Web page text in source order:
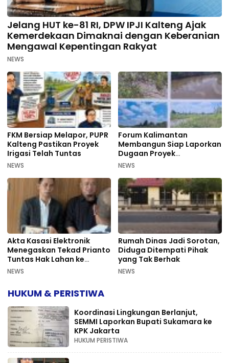
Jelang HUT ke-81 RI, DPW IPJI Kalteng Ajak
Kemerdekaan Dimaknai dengan Keberanian
Mengawal Kepentingan Rakyat
NEWS
FKM Bersiap Melapor, PUPR
Kalteng Pastikan Proyek
Irigasi Telah Tuntas
NEWS
Forum Kalimantan
Membangun Siap Laporkan
Dugaan Proyek
Bermasalah PUPR Kalteng
NEWS
Akta Kasasi Elektronik
Menegaskan Tekad Prianto
Tuntas Hak Lahan ke
Mahkamah Agung
NEWS
Rumah Dinas Jadi Sorotan,
Diduga Ditempati Pihak
yang Tak Berhak
NEWS
HUKUM & PERISTIWA
Koordinasi Lingkungan Berlanjut,
SEMMI Laporkan Bupati Sukamara ke
KPK Jakarta
HUKUM PERISTIWA